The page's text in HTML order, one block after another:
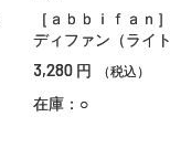
［ａｂｂｉｆａ
ディファン（ライ
3,280 円 （税込）
在庫：○